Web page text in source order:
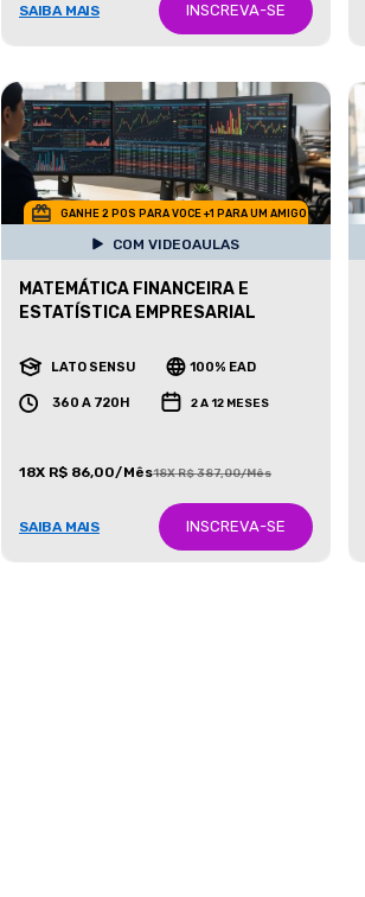
SAIBA MAIS INSCREVA-SE
GANHE 2 POS PARA VOCE +1 PARA UM AMIGO
COM VIDEOAULAS
MATEMÁTICA FINANCEIRA E
ESTATÍSTICA EMPRESARIAL
LATO SENSU 100% EAD
360 A 720H 2 A 12 MESES
18X R$ 86,00/Mês18X R$ 387,00/Mês
SAIBA MAIS INSCREVA-SE